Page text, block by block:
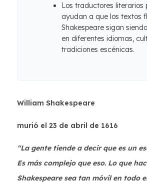
Los traductores literarios
ayudan a que los textos
Shakespeare sigan
en diferentes idiomas,
tradiciones escénicas.
William Shakespeare
murió el 23 de abril de 1616
“La gente tiende a decir que es un
Es más complejo que eso. Lo que
Shakespeare sea tan móvil en todo